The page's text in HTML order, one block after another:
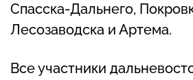
Спасска-Дальнего,
Лесозаводска и Артема.
Все участники